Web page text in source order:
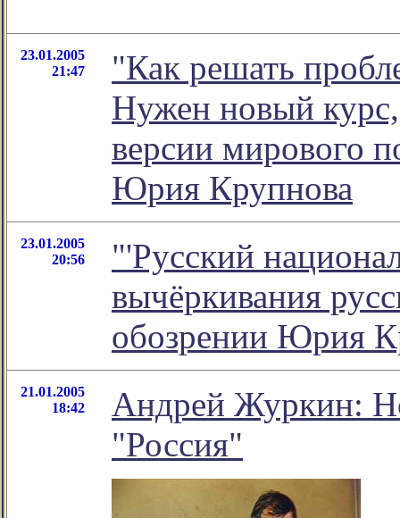
23.01.2005
21:47
"Как решать
Нужен новый
версии мирового
Юрия Крупнова
23.01.2005
20:56
"'Русский
вычёркивания
обозрении Юрия
21.01.2005
18:42
Андрей Журкин:
"Россия"